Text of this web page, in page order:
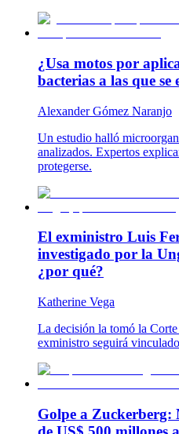
¿Usa motos por
bacterias a las que se
Alexander Gómez Naranjo
Un estudio halló
analizados. Expertos
protegerse.
El exministro Luis
investigado por la
¿por qué?
Katherine Vega
La decisión la tomó la
exministro seguirá
Golpe a Zuckerberg: